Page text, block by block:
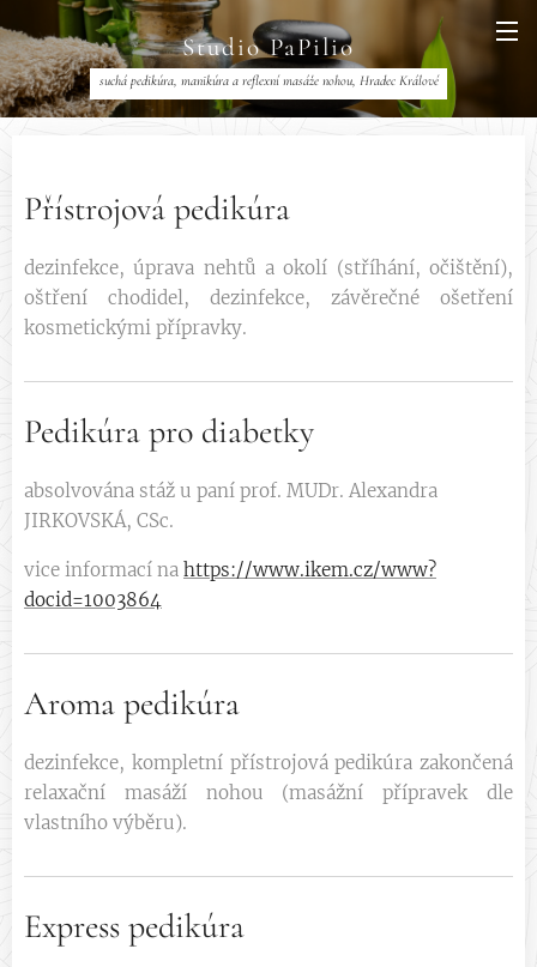
Studio PaPilio
suchá pedikúra, manikúra a reflexní masáže nohou, Hradec Králové
Přístrojová pedikúra
dezinfekce, úprava nehtů a okolí (stříhání, očištění),
oštření chodidel, dezinfekce, závěrečné ošetření
kosmetickými přípravky.
Pedikúra pro diabetky
absolvována stáž u paní prof. MUDr. Alexandra
JIRKOVSKÁ, CSc.
vice informací na https://www.ikem.cz/www?
docid=1003864
Aroma pedikúra
dezinfekce, kompletní přístrojová pedikúra zakončená
relaxační masáží nohou (masážní přípravek dle
vlastního výběru).
Express pedikúra